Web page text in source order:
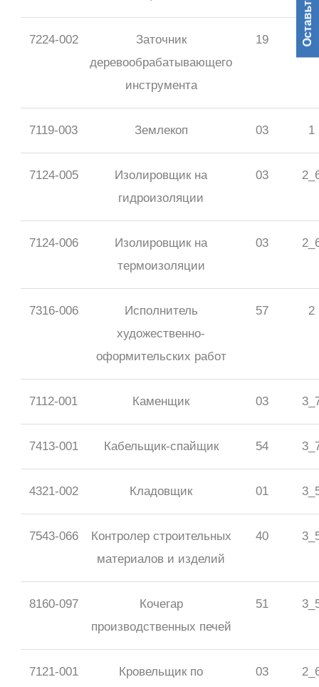
7224-002
Заточник
деревообрабатывающего
инструмента
19
7119-003 Землекоп 03 1
7124-005
Изолировщик на
гидроизоляции
03
7124-006
Изолировщик на
термоизоляции
03
7316-006
Исполнитель
художественно-
оформительских работ
57 2
7112-001 Каменщик 03
7413-001 Кабельщик-спайщик 54
4321-002 Кладовщик 01
7543-066
Контролер строительных
материалов и изделий
40
8160-097
Кочегар
производственных печей
51
7121-001
Кровельщик по
03